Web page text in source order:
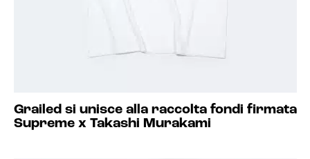
Grailed si unisce alla raccolta fondi firmata
Supreme x Takashi Murakami